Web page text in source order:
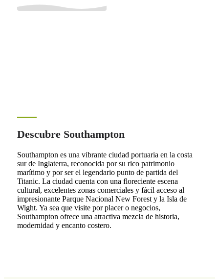
Descubre Southampton
Southampton es una vibrante ciudad portuaria en la costa
sur de Inglaterra, reconocida por su rico patrimonio
marítimo y por ser el legendario punto de partida del
Titanic. La ciudad cuenta con una floreciente escena
cultural, excelentes zonas comerciales y fácil acceso al
impresionante Parque Nacional New Forest y la Isla de
Wight. Ya sea que visite por placer o negocios,
Southampton ofrece una atractiva mezcla de historia,
modernidad y encanto costero.